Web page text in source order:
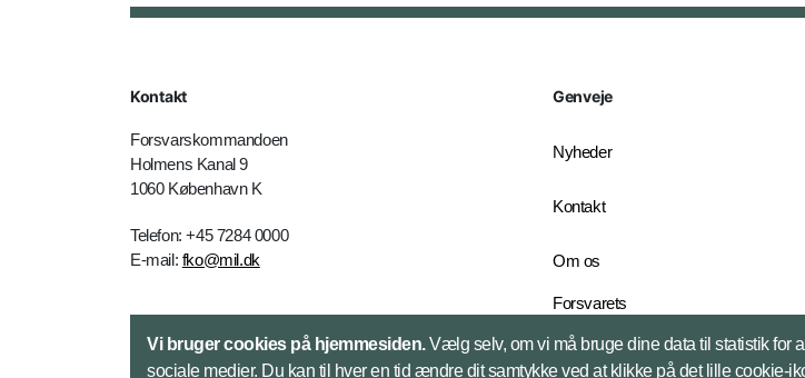
Kontakt
Forsvarskommandoen
Holmens Kanal 9
1060 København K
Telefon: +45 7284 0000
E-mail: fko@mil.dk
Kontakt
Genveje
Nyheder
Kontakt
Om os
Forsvarets
English Edition
Vi bruger cookies på hjemmesiden.Vælg selv, om vi må bruge dine data til statistik for
sociale medier. Du kan til hver en tid ændre dit samtykke ved at klikke på det lille cookie-